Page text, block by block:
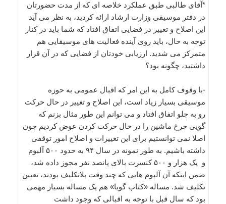
*آقای طالبی طبق عملکرد خلاصه ای که از مدت حضورتان
در دفتر موسیقی وزارت ارشاد ارائه کردید، به نظر می آید
این اصلاح و تغییر در فضایی اتفاق افتاد که شما باید در کنار
توجه به حال، باید روی آینده فعالیت های موسیقایی هم
متمرکز می شدید. ارزیابی خودتان از فضایی که در آن قرار
داشتید، چگونه بود؟
-با وقوف کامل به این امر که اقبال عمومی به حوزه
موسیقی بسیار زیاد است، این اصلاح و تغییر در حال حرکت
رو به جلو اتفاق افتاد و می توانم این طور مثال بزنم که
گویی چرخ ماشین را در حال حرکت کردن عوض کردیم چون
اصلا نمی توانستیم برای این تغییرات و اصلاح امور توقفی
داشته باشیم. به طور نمونه در سال ۹۴ به حدود ۵۰۰ آلبوم
و یک هزار و ۵۰۰ کنسرت بالای پانصد نفر مجوز داده شد،
ضمن اینکه آن آلبوم هایی که چند وقت بلاتکلیف بودند، تعیین
تکلیف شد. مساله «کتاب گویا» هم یک مساله بسیار مهمی
بود که سال قبل با توجه به اقبالی که وجود داشت